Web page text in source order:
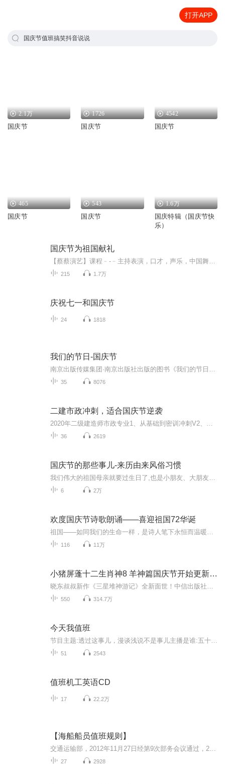
打开APP
国庆节值班搞笑抖音说说
2.1万
国庆节
1726
国庆节
4542
国庆节
465
国庆节
543
国庆节
1.6万
国庆特辑（国庆节快
乐）
国庆节为祖国献礼
215 1.7万
庆祝七一和国庆节
24 1818
我们的节日-国庆节
35 8076
二建市政冲刺，适合国庆节逆袭
36 2619
国庆节的那些事儿-来历由来风俗习惯
6 2万
欢度国庆节诗歌朗诵——喜迎祖国72华诞
116 11万
小猪屏蓬十二生肖神8 羊神篇国庆节开始更新啦！
550 314.7万
今天我值班
51 2543
值班机工英语CD
17 22.2万
【海船船员值班规则】
27 2928